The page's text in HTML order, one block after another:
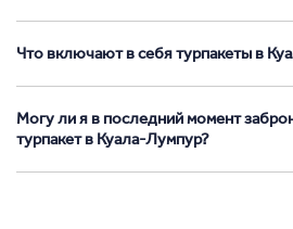
Что включают в себя турпакеты в
Могу ли я в последний момент
турпакет в Куала-Лумпур?